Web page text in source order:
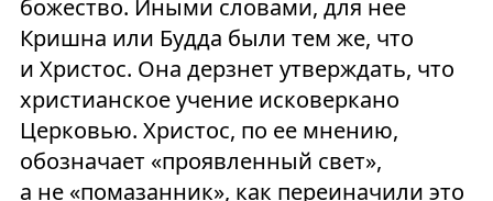
божество. Иными словами, для нее
Кришна или Будда были тем же, что
и Христос. Она дерзнет утверждать, что
христианское учение исковеркано
Церковью. Христос, по ее мнению,
обозначает «проявленный свет»,
а не «помазанник», как переиначили это